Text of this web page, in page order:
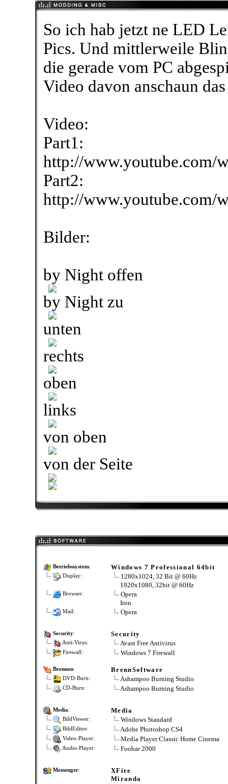
So ich hab jetzt ne LED
Pics. Und mittlerweile
die gerade vom PC
Video davon anschaun
Video:
Part1:
http://www.youtube.com/
Part2:
http://www.youtube.com/
Bilder:
by Night offen
by Night zu
unten
rechts
oben
links
von oben
von der Seite
Betriebssystem: Windows 7 Professional 64bit
Display:
1280x1024, 32 Bit @ 60Hz
1920x1080, 32bit @ 60Hz
Browser:
Opera
Iron
Mail: Opera
Security: Security
Anti-Virus: Avast Free Antivirus
Firewall: Windows 7 Firewall
Brennen: BrennSoftware
DVD-Burn: Ashampoo Burning Studio
CD-Burn: Ashampoo Burning Studio
Media: Media
BildViewer: Windows Standard
BildEditor: Adobe Photoshop CS4
Video-Player: Media Player Classic Home Cinema
Audio-Player: Foobar 2000
Messenger:
XFire
Miranda